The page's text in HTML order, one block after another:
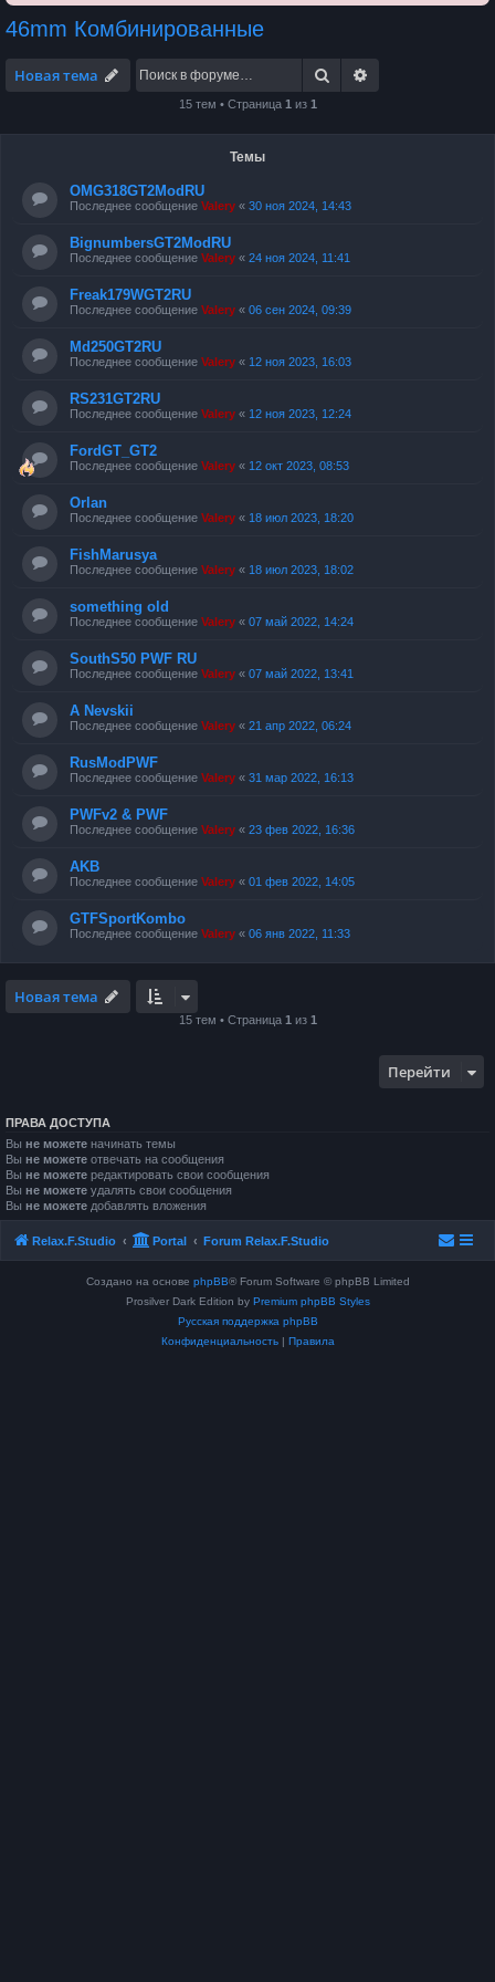
46mm Комбинированные
Новая тема Поиск
15 тем • Страница 1 из 1
Темы
OMG318GT2ModRU
Последнее сообщение Valery « 30 ноя 2024, 14:43
BignumbersGT2ModRU
Последнее сообщение Valery « 24 ноя 2024, 11:41
Freak179WGT2RU
Последнее сообщение Valery « 06 сен 2024, 09:39
Md250GT2RU
Последнее сообщение Valery « 12 ноя 2023, 16:03
RS231GT2RU
Последнее сообщение Valery « 12 ноя 2023, 12:24
FordGT_GT2
Последнее сообщение Valery « 12 окт 2023, 08:53
Orlan
Последнее сообщение Valery « 18 июл 2023, 18:20
FishMarusya
Последнее сообщение Valery « 18 июл 2023, 18:02
something old
Последнее сообщение Valery « 07 май 2022, 14:24
SouthS50 PWF RU
Последнее сообщение Valery « 07 май 2022, 13:41
A Nevskii
Последнее сообщение Valery « 21 апр 2022, 06:24
RusModPWF
Последнее сообщение Valery « 31 мар 2022, 16:13
PWFv2 & PWF
Последнее сообщение Valery « 23 фев 2022, 16:36
AKB
Последнее сообщение Valery « 01 фев 2022, 14:05
GTFSportKombo
Последнее сообщение Valery « 06 янв 2022, 11:33
Новая тема
15 тем • Страница 1 из 1
Перейти
ПРАВА ДОСТУПА
Вы не можете начинать темы
Вы не можете отвечать на сообщения
Вы не можете редактировать свои сообщения
Вы не можете удалять свои сообщения
Вы не можете добавлять вложения
Relax.F.Studio Portal Forum Relax.F.Studio
Создано на основе phpBB® Forum Software © phpBB Limited
Prosilver Dark Edition by Premium phpBB Styles
Русская поддержка phpBB
Конфиденциальность| Правила